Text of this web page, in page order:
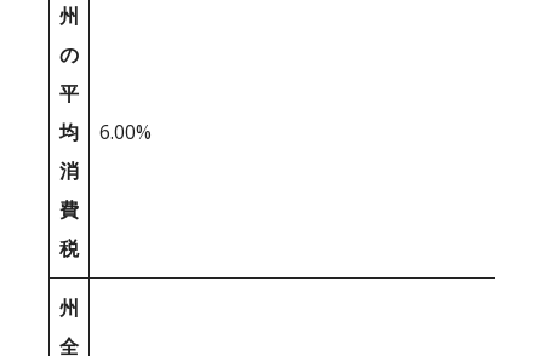
州
の
平
均
消
費
税
6.00%
州
全